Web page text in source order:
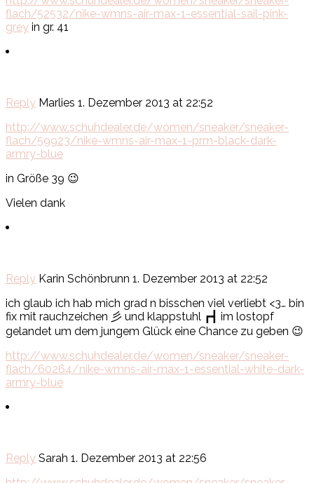
flach/52532/nike-wmns-air-max-1-essential-sail-pink-
grey in gr. 41
Reply Marlies 1. Dezember 2013 at 22:52
http://www.schuhdealer.de/women/sneaker/sneaker-
flach/59923/nike-wmns-air-max-1-prm-black-dark-
armry-blue
in Größe 39 😉
Vielen dank
Reply Karin Schönbrunn 1. Dezember 2013 at 22:52
ich glaub ich hab mich grad n bisschen viel verliebt <3… bin
fix mit rauchzeichen 彡 und klappstuhl ┏┫ im lostopf
gelandet um dem jungem Glück eine Chance zu geben 😉
http://www.schuhdealer.de/women/sneaker/sneaker-
flach/60264/nike-wmns-air-max-1-essential-white-dark-
armry-blue
Reply Sarah 1. Dezember 2013 at 22:56